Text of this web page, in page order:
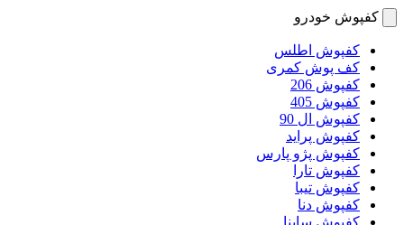
کفپوش خودرو
کفپوش اطلس
کف پوش کمری
کفپوش 206
کفپوش 405
کفپوش ال 90
کفپوش پراید
کفپوش پژو پارس
کفپوش تارا
کفپوش تیبا
کفپوش دنا
کفپوش ساینا